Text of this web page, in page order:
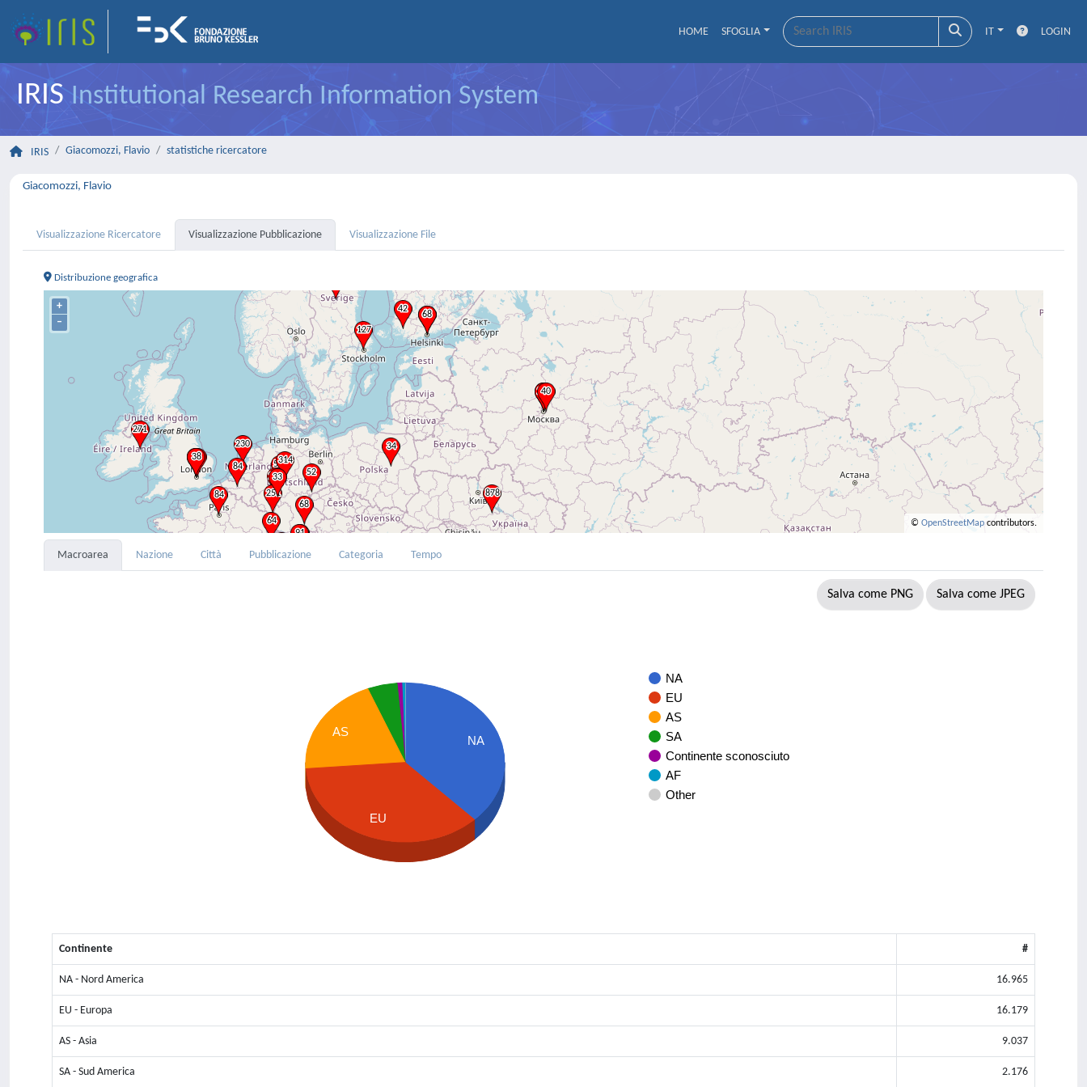
HOME SFOGLIA IT LOGIN
IRISInstitutional Research Information System
IRIS Giacomozzi, Flavio statistiche ricercatore
Giacomozzi, Flavio
Visualizzazione Ricercatore Visualizzazione Pubblicazione Visualizzazione File
Distribuzione geografica
+
–
© OpenStreetMap contributors.
Macroarea Nazione Città Pubblicazione Categoria Tempo
Salva come PNG Salva come JPEG
NA
EU
AS
SA
Continente sconosciuto
AF
Other
NA
AS
EU
Continente #
NA - Nord America 16.965
EU - Europa 16.179
AS - Asia 9.037
SA - Sud America 2.176